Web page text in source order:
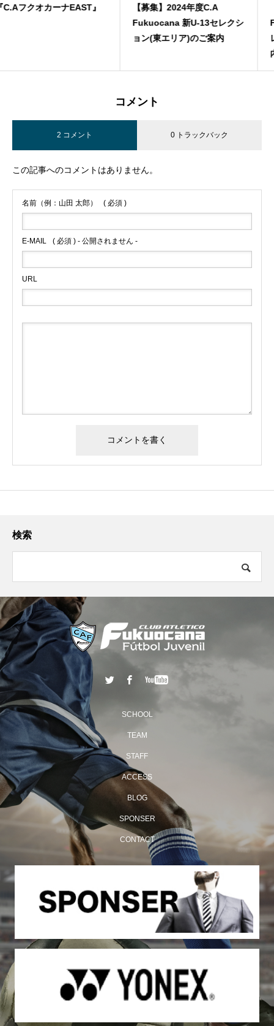
【募集】2024年度C.A
【募集】2024年度C.A
Fukuocana WEST 新U-13セ
レクション(西エリア)のご案
コメント
2 コメント 0 トラックバック
この記事へのコメントはありません。
名前（例：山田 太郎） ( 必須 )
E-MAIL ( 必須 ) - 公開されません -
URL
検索
SCHOOL
TEAM
STAFF
ACCESS
BLOG
SPONSER
CONTACT